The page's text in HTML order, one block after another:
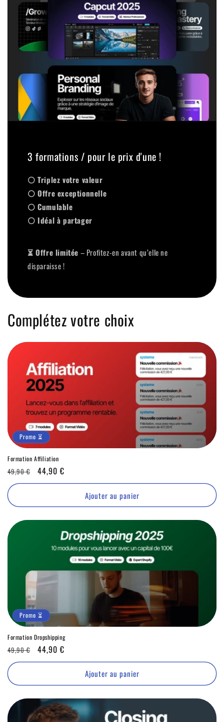
3 formations / pour le prix d'une !
⚪ Triplez votre valeur
⚪ Offre exceptionnelle
⚪ Cumulable
⚪ Idéal à partager
⏳ Offre limitée – Profitez-en avant qu’elle ne
disparaisse !
Complétez votre choix
Promo ⏳
Formation Affiliation
Prix
habituel
49,90 €
Promo
⏳
44,90 €
Ajouter au panier
Promo ⏳
Formation Dropshipping
Prix
habituel
49,90 €
Promo
⏳
44,90 €
Ajouter au panier